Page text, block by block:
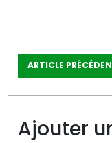
ARTICLE
Ajouter